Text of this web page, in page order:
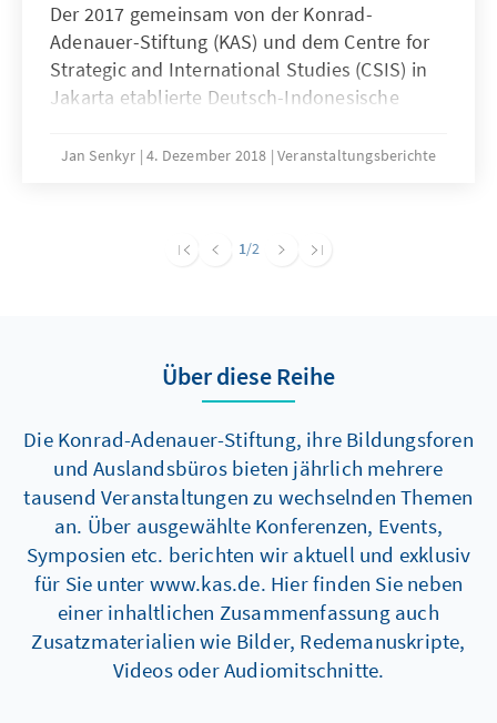
Der 2017 gemeinsam von der Konrad-
Adenauer-Stiftung (KAS) und dem Centre for
Strategic and International Studies (CSIS) in
Jakarta etablierte Deutsch-Indonesische
2018 mit dem 2. Workshop fortgesetzt.
Jan Senkyr 4. Dezember 2018 Veranstaltungsberichte
1/2
Über diese Reihe
Die Konrad-Adenauer-Stiftung, ihre Bildungsforen
und Auslandsbüros bieten jährlich mehrere
tausend Veranstaltungen zu wechselnden Themen
an. Über ausgewählte Konferenzen, Events,
Symposien etc. berichten wir aktuell und exklusiv
für Sie unter www.kas.de. Hier finden Sie neben
einer inhaltlichen Zusammenfassung auch
Zusatzmaterialien wie Bilder, Redemanuskripte,
Videos oder Audiomitschnitte.